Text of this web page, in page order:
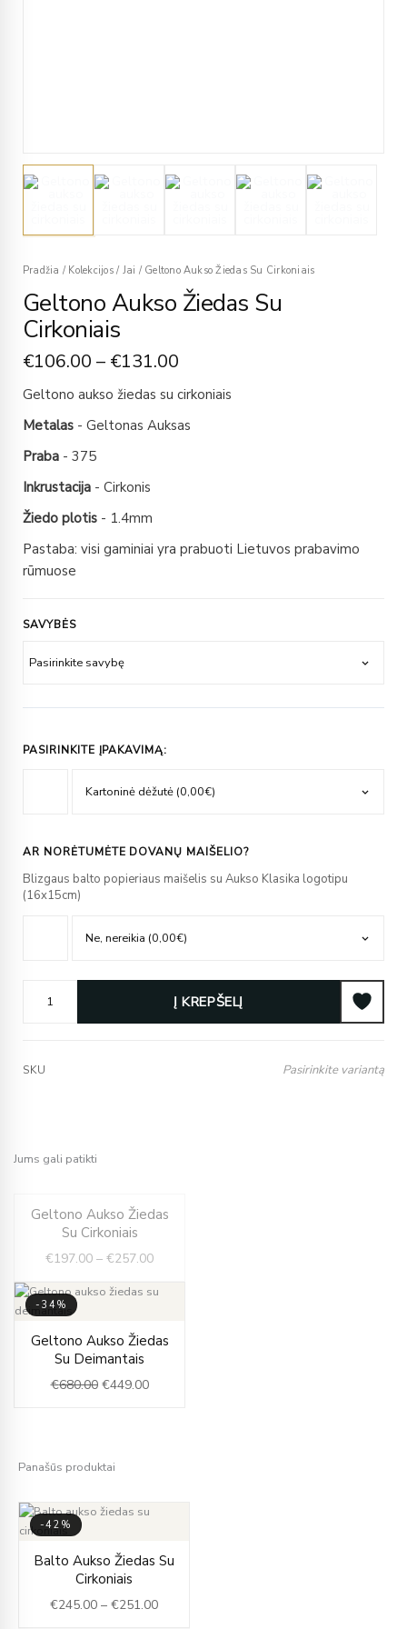
Pradžia / Kolekcijos / Jai /Geltono Aukso Žiedas Su Cirkoniais
Geltono Aukso Žiedas Su
Cirkoniais
€106.00 – €131.00
Geltono aukso žiedas su cirkoniais
Metalas - Geltonas Auksas
Praba - 375
Inkrustacija - Cirkonis
Žiedo plotis - 1.4mm
Pastaba: visi gaminiai yra prabuoti Lietuvos prabavimo
rūmuose
SAVYBĖS
PASIRINKITE ĮPAKAVIMĄ:
AR NORĖTUMĖTE DOVANŲ MAIŠELIO?
Blizgaus balto popieriaus maišelis su Aukso Klasika logotipu
(16x15cm)
Į KREPŠELĮ
SKU Pasirinkite variantą
Jums gali patikti
-35%
IŠPARDUOTA
Geltono Aukso Žiedas
Su Cirkoniais
€197.00 – €257.00
range:
through
-34%
Geltono Aukso Žiedas
Su Deimantais
€680.00
Original
price
was:
€680.00.
€449.00
price
€449.00.
Panašūs produktai
-42%
Balto Aukso Žiedas Su
Cirkoniais
€245.00 – €251.00
range:
through